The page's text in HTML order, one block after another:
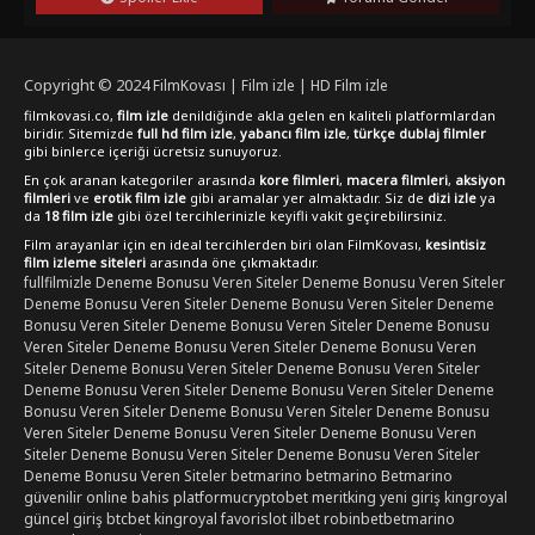
Copyright © 2024FilmKovası | Film izle | HD Film izle
filmkovasi.co, film izle denildiğinde akla gelen en kaliteli platformlardan
biridir. Sitemizde full hd film izle, yabancı film izle, türkçe dublaj filmler
gibi binlerce içeriği ücretsiz sunuyoruz.
En çok aranan kategoriler arasında kore filmleri, macera filmleri, aksiyon
filmleri ve erotik film izle gibi aramalar yer almaktadır. Siz de dizi izle ya
da 18 film izle gibi özel tercihlerinizle keyifli vakit geçirebilirsiniz.
Film arayanlar için en ideal tercihlerden biri olan FilmKovası, kesintisiz
film izleme siteleri arasında öne çıkmaktadır.
fullfilmizle Deneme Bonusu Veren SitelerDeneme Bonusu Veren Siteler
Deneme Bonusu Veren SitelerDeneme Bonusu Veren SitelerDeneme
Bonusu Veren SitelerDeneme Bonusu Veren SitelerDeneme Bonusu
Veren SitelerDeneme Bonusu Veren SitelerDeneme Bonusu Veren
SitelerDeneme Bonusu Veren SitelerDeneme Bonusu Veren Siteler
Deneme Bonusu Veren SitelerDeneme Bonusu Veren SitelerDeneme
Bonusu Veren SitelerDeneme Bonusu Veren SitelerDeneme Bonusu
Veren SitelerDeneme Bonusu Veren SitelerDeneme Bonusu Veren
SitelerDeneme Bonusu Veren SitelerDeneme Bonusu Veren Siteler
Deneme Bonusu Veren Sitelerbetmarino betmarino Betmarino
güvenilir online bahis platformucryptobetmeritking yeni girişkingroyal
güncel girişbtcbetkingroyal favorislotilbetrobinbetbetmarino